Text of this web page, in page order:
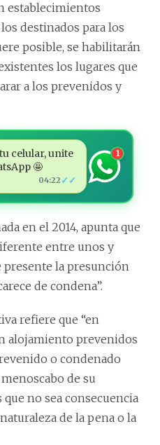
establecimientos
destinados para los
posible, se habilitarán
los lugares que
a los prevenidos y
celular, unite
🤩
04:22 ✓✓
1
en el 2014, apunta que
entre unos y
la presunción
de condena”.
refiere que “en
alojamiento prevenidos
o condenado
de su
no sea consecuencia
de la pena o la